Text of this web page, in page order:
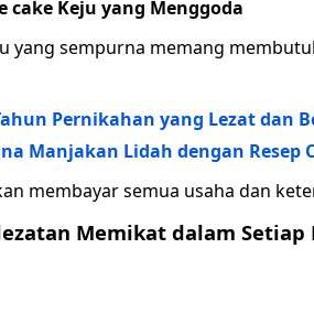
cake Keju yang Menggoda
yang sempurna memang
Pernikahan yang Lezat dan
Manjakan Lidah dengan Resep
membayar semua usaha dan
Memikat dalam